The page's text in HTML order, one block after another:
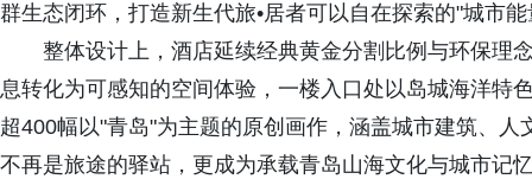
群生态闭环，打造新生代旅•居者可以自在探索的"城市
整体设计上，酒店延续经典黄金分割比例与环保理
息转化为可感知的空间体验，一楼入口处以岛城海洋特
超400幅以"青岛"为主题的原创画作，涵盖城市建筑、
不再是旅途的驿站，更成为承载青岛山海文化与城市记